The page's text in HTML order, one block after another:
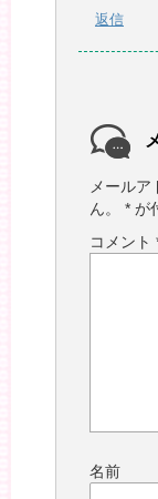
返信
メール
ん。
* が
コメント
名前